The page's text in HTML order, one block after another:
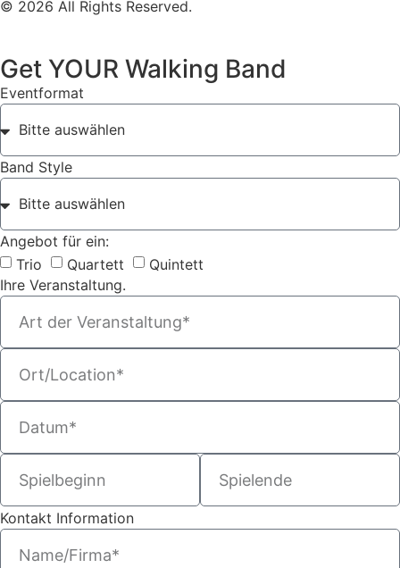
© 2026 All Rights Reserved.
Get YOUR Walking Band
Eventformat
Band Style
Angebot für ein:
Trio
Quartett
Quintett
Ihre Veranstaltung.
Kontakt Information